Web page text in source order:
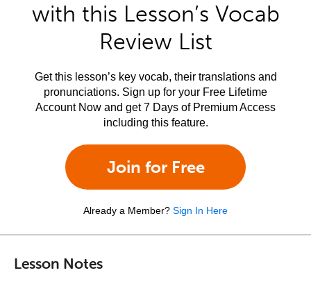
with this Lesson’s Vocab
Review List
Get this lesson’s key vocab, their translations and
pronunciations. Sign up for your Free Lifetime
Account Now and get 7 Days of Premium Access
including this feature.
Join for Free
Already a Member? Sign In Here
Lesson Notes